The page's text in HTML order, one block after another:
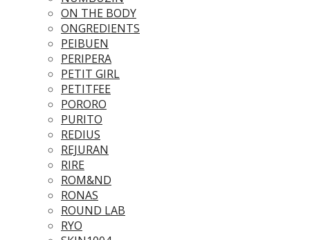
ON THE BODY
ONGREDIENTS
PEIBUEN
PERIPERA
PETIT GIRL
PETITFEE
PORORO
PURITO
REDIUS
REJURAN
RIRE
ROM&ND
RONAS
ROUND LAB
RYO